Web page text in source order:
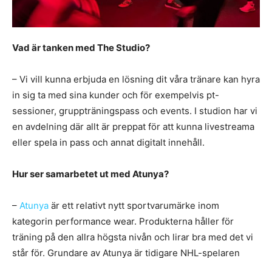
Vad är tanken med The Studio?
– Vi vill kunna erbjuda en lösning dit våra tränare kan hyra
in sig ta med sina kunder och för exempelvis pt-
sessioner, gruppträningspass och events. I studion har vi
en avdelning där allt är preppat för att kunna livestreama
eller spela in pass och annat digitalt innehåll.
Hur ser samarbetet ut med Atunya?
– Atunya är ett relativt nytt sportvarumärke inom
kategorin performance wear. Produkterna håller för
träning på den allra högsta nivån och lirar bra med det vi
står för. Grundare av Atunya är tidigare NHL-spelaren